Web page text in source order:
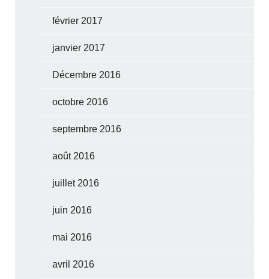
février 2017
janvier 2017
Décembre 2016
octobre 2016
septembre 2016
août 2016
juillet 2016
juin 2016
mai 2016
avril 2016